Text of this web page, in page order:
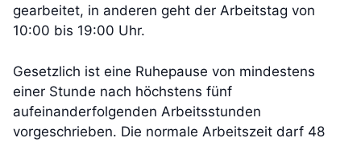
gearbeitet, in anderen geht der Arbeitstag von
10:00 bis 19:00 Uhr.
Gesetzlich ist eine Ruhepause von mindestens
einer Stunde nach höchstens fünf
aufeinanderfolgenden Arbeitsstunden
vorgeschrieben. Die normale Arbeitszeit darf 48